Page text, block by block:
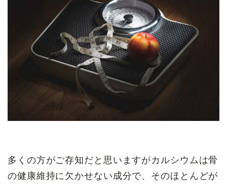
多くの方がご存知だと思いますがカルシウムは骨
の健康維持に欠かせない成分で、そのほとんどが